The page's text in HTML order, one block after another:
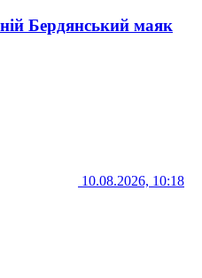
Бердянський маяк
10.08.2026, 10:18